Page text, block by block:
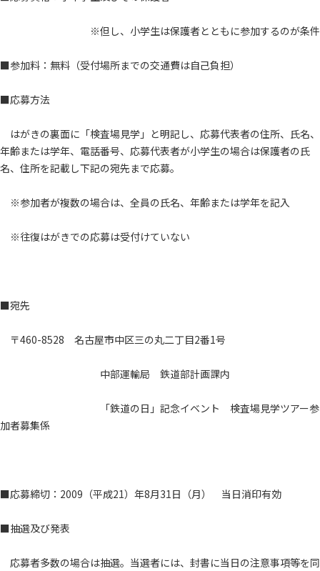
※但し、小学生は保護者とともに参加するのが条件
■参加料：無料（受付場所までの交通費は自己負担）
■応募方法
はがきの裏面に「検査場見学」と明記し、応募代表者の住所、氏名、
年齢または学年、電話番号、応募代表者が小学生の場合は保護者の氏
名、住所を記載し下記の宛先まで応募。
※参加者が複数の場合は、全員の氏名、年齢または学年を記入
※往復はがきでの応募は受付けていない
■宛先
〒460-8528 名古屋市中区三の丸二丁目2番1号
中部運輸局 鉄道部計画課内
「鉄道の日」記念イベント 検査場見学ツアー参
加者募集係
■応募締切：2009（平成21）年8月31日（月） 当日消印有効
■抽選及び発表
応募者多数の場合は抽選。当選者には、封書に当日の注意事項等を同